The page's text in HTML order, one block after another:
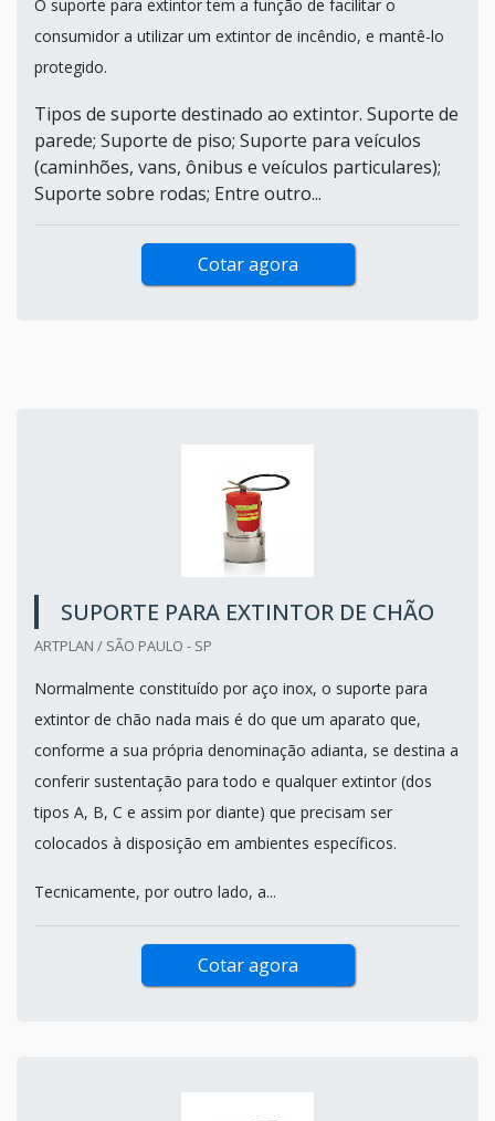
O suporte para extintor tem a função de facilitar o
consumidor a utilizar um extintor de incêndio, e mantê-lo
protegido.
Tipos de suporte destinado ao extintor. Suporte de
parede; Suporte de piso; Suporte para veículos
(caminhões, vans, ônibus e veículos particulares);
Suporte sobre rodas; Entre outro...
Cotar agora
SUPORTE PARA EXTINTOR DE CHÃO
ARTPLAN / SÃO PAULO - SP
Normalmente constituído por aço inox, o suporte para
extintor de chão nada mais é do que um aparato que,
conforme a sua própria denominação adianta, se destina a
conferir sustentação para todo e qualquer extintor (dos
tipos A, B, C e assim por diante) que precisam ser
colocados à disposição em ambientes específicos.
Tecnicamente, por outro lado, a...
Cotar agora